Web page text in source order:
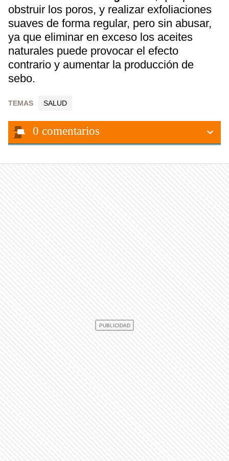
obstruir los poros, y realizar exfoliaciones
suaves de forma regular, pero sin abusar,
ya que eliminar en exceso los aceites
naturales puede provocar el efecto
contrario y aumentar la producción de
sebo.
TEMAS SALUD
0 comentarios